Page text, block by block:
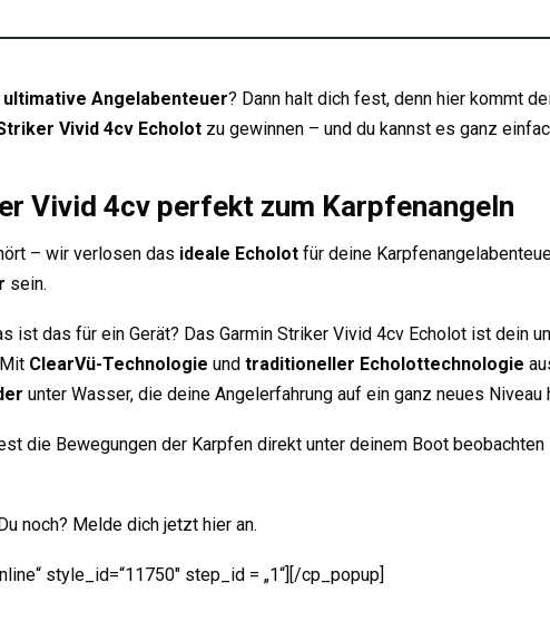
ultimative Angelabenteuer? Dann halt dich fest, denn hier kommt
Vivid 4cv Echolot zu gewinnen – und du kannst es ganz
Vivid 4cv perfekt zum Karpfenangeln
– wir verlosen das ideale Echolot für deine
sein.
ist das für ein Gerät? Das Garmin Striker Vivid 4cv Echolot ist dein
ClearVü-Technologie und traditioneller Echolottechnologie
unter Wasser, die deine Angelerfahrung auf ein ganz neues Niveau
die Bewegungen der Karpfen direkt unter deinem Boot
noch? Melde dich jetzt hier an.
style_id=“11750″ step_id = „1“][/cp_popup]